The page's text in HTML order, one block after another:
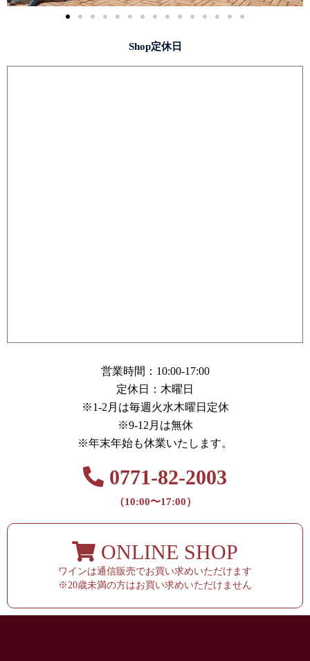
Shop定休日
営業時間：10:00-17:00
定休日：木曜日
※1-2月は毎週火水木曜日定休
※9-12月は無休
※年末年始も休業いたします。
0771-82-2003
（10:00〜17:00）
ONLINE SHOP
ワインは通信販売でお買い求めいただけます
※20歳未満の方はお買い求めいただけません